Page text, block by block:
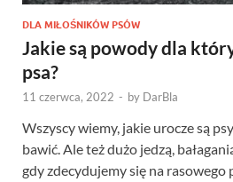
DLA MIŁOŚNIKÓW PSÓW
Jakie są powody dla
psa?
11 czerwca, 2022 - by DarBla
Wszyscy wiemy, jakie urocze są
bawić. Ale też dużo jedzą,
gdy zdecydujemy się na rasowego